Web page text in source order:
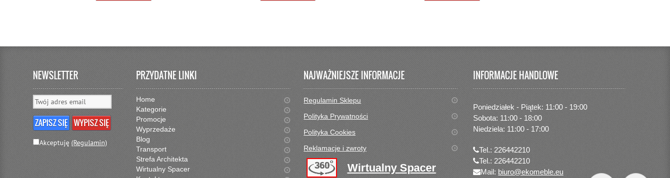
NEWSLETTER
Akceptuję(Regulamin)
PRZYDATNE LINKI
Home
Kategorie
Promocje
Wyprzedaże
Blog
Transport
Strefa Architekta
Wirtualny Spacer
NAJWAŻNIEJSZE INFORMACJE
Regulamin Sklepu
Polityka Prywatności
Polityka Cookies
Reklamacje i zwroty
Wirtualny Spacer
INFORMACJE HANDLOWE
Poniedziałek - Piątek: 11:00 - 19:00
Sobota: 11:00 - 18:00
Niedziela: 11:00 - 17:00
Tel.: 226442210
Tel.: 226442210
Mail: biuro@ekomeble.eu